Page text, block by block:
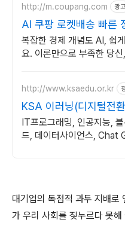
http://m.coupang.com 광
AI 쿠팡 로켓배송 빠른
복잡한 경제 개념도 AI, 쉽
요. 이론만으로 부족한 당
http://www.ksaedu.or.kr
KSA 이러닝(디지털전
IT프로그래밍, 인공지능,
드, 데이터사이언스, Chat
대기업의 독점적 과두 지배로
가 우리 사회를 짖누르다 못